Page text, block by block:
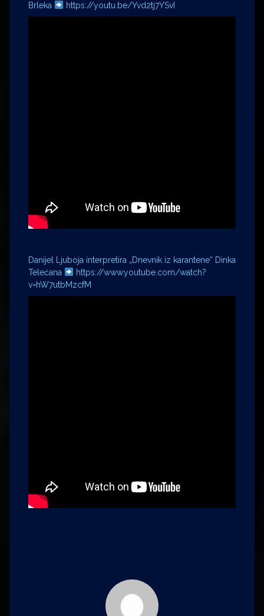
Brleka https://youtu.be/Yvd2tj7YSvI
Danijel Ljuboja interpretira „Dnevnik iz karantene“ Dinka
Telećana
https://www.youtube.com/watch?
v=hW7utbMzcfM